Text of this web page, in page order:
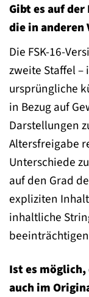
Gibt es auf
die in anderen
Die FSK-16-
zweite Staffel –
ursprüngliche
in Bezug auf
Darstellungen
Altersfreigabe
Unterschiede
auf den Grad
expliziten
inhaltliche
Ist es
auch im